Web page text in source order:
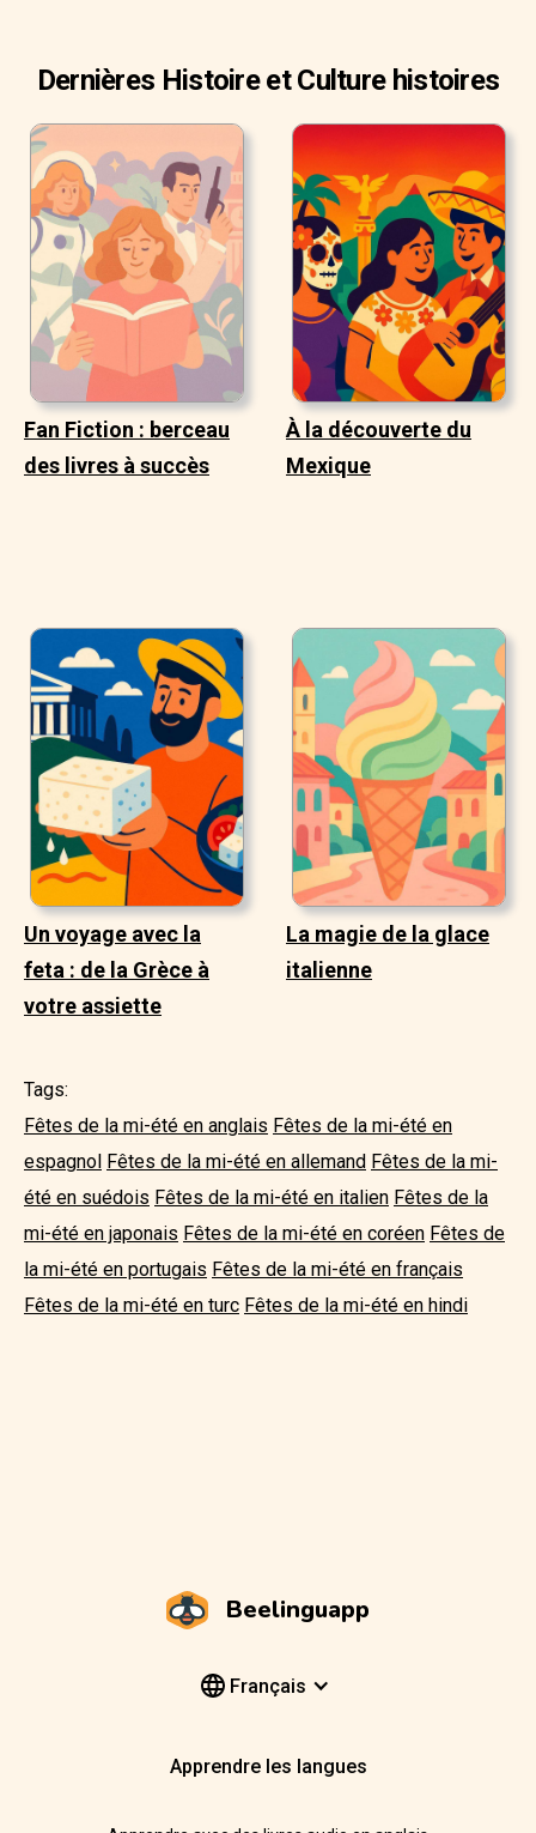
Dernières Histoire et Culture histoires
Fan Fiction : berceau
des livres à succès
À la découverte du
Mexique
Un voyage avec la
feta : de la Grèce à
votre assiette
La magie de la glace
italienne
Tags:
Fêtes de la mi-été en anglais Fêtes de la mi-été en
espagnol Fêtes de la mi-été en allemand Fêtes de la mi-
été en suédois Fêtes de la mi-été en italien Fêtes de la
mi-été en japonais Fêtes de la mi-été en coréen Fêtes de
la mi-été en portugais Fêtes de la mi-été en français
Fêtes de la mi-été en turc Fêtes de la mi-été en hindi
Beelinguapp
Français
Apprendre les langues